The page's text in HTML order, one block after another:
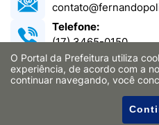
Telefone:
(17) 3465-0150
Funcionamento:
Das 08h às 17h
O Portal da Prefeitura utiliza
experiência, de acordo com a
continuar navegando, você